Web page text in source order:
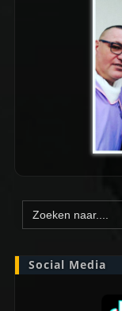
Zoek
naar:
Social Media